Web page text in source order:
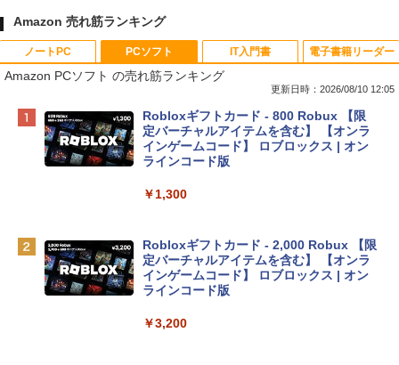
Amazon 売れ筋ランキング
ノートPC
Apple 2026 MacBook Neo A18 Proチッ
プ搭載13インチノートブック：AIとAppl
e Intelligenceのために設計、Liquid Ret
inaディスプレイ、8GBユニファイドメモ
eTime HDカメラ - インディゴ
tomtoc 360°保護 15.6 16インチ パソコ
ンケース Dell NEC Lavie ASUS HP dyna
PCソフト
Amazon PCソフト の売れ筋ランキング
更新日時：2026/08/10 12:05
Robloxギフトカード - 800 Robux 【限
定バーチャルアイテムを含む】 【オンラ
インゲームコード】 ロブロックス | オン
ラインコード版
￥1,300
Robloxギフトカード - 2,000 Robux 【限
定バーチャルアイテムを含む】 【オンラ
インゲームコード】 ロブロックス | オン
ラインコード版
￥3,200
IT入門書 電子書籍リーダー